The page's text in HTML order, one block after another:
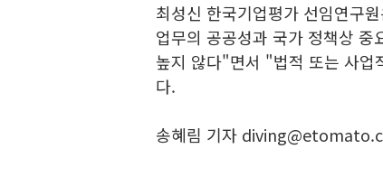
최성신 한국기업평가 선임연구
업무의 공공성과 국가 정책상
높지 않다"면서 "법적 또는 사업
다.
송혜림 기자